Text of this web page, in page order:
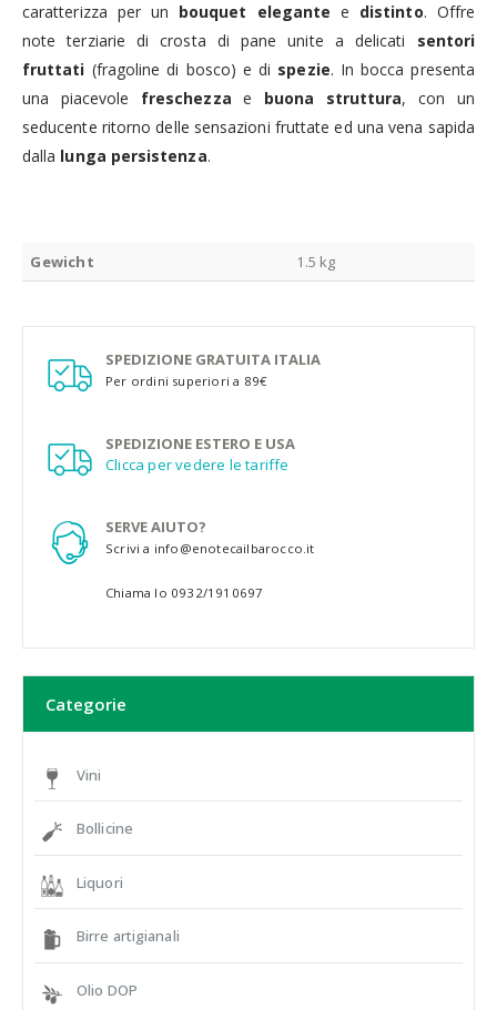
caratterizza per un bouquet elegante e distinto. Offre
note terziarie di crosta di pane unite a delicati sentori
fruttati (fragoline di bosco) e di spezie. In bocca presenta
una piacevole freschezza e buona struttura, con un
seducente ritorno delle sensazioni fruttate ed una vena sapida
dalla lunga persistenza.
Gewicht 1.5 kg
SPEDIZIONE GRATUITA ITALIA
Per ordini superiori a 89€
SPEDIZIONE ESTERO E USA
Clicca per vedere le tariffe
SERVE AIUTO?
Scrivi a info@enotecailbarocco.it
Chiama lo 0932/1910697
Categorie
Vini
Bollicine
Liquori
Birre artigianali
Olio DOP